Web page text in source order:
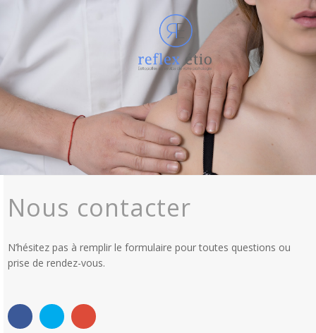
Nous contacter
N’hésitez pas à remplir le formulaire pour toutes questions ou
prise de rendez-vous.